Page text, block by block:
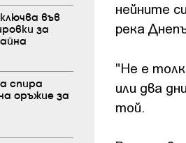
във
за
спира
оръжие за
нейните
река
"Не е
или два
той.